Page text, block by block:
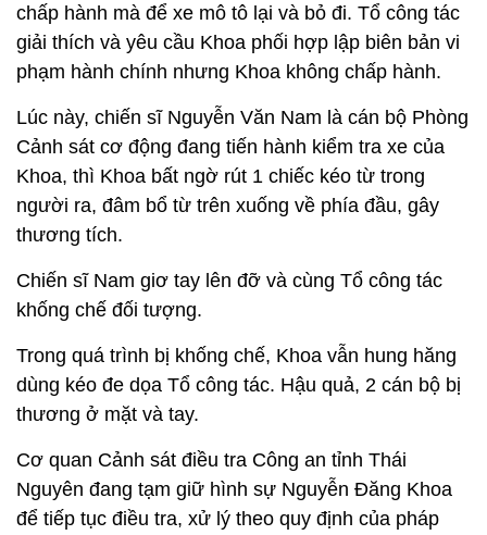
chấp hành mà để xe mô tô lại và bỏ đi. Tổ công tác
giải thích và yêu cầu Khoa phối hợp lập biên bản vi
phạm hành chính nhưng Khoa không chấp hành.
Lúc này, chiến sĩ Nguyễn Văn Nam là cán bộ Phòng
Cảnh sát cơ động đang tiến hành kiểm tra xe của
Khoa, thì Khoa bất ngờ rút 1 chiếc kéo từ trong
người ra, đâm bổ từ trên xuống về phía đầu, gây
thương tích.
Chiến sĩ Nam giơ tay lên đỡ và cùng Tổ công tác
khống chế đối tượng.
Trong quá trình bị khống chế, Khoa vẫn hung hăng
dùng kéo đe dọa Tổ công tác. Hậu quả, 2 cán bộ bị
thương ở mặt và tay.
Cơ quan Cảnh sát điều tra Công an tỉnh Thái
Nguyên đang tạm giữ hình sự Nguyễn Đăng Khoa
để tiếp tục điều tra, xử lý theo quy định của pháp